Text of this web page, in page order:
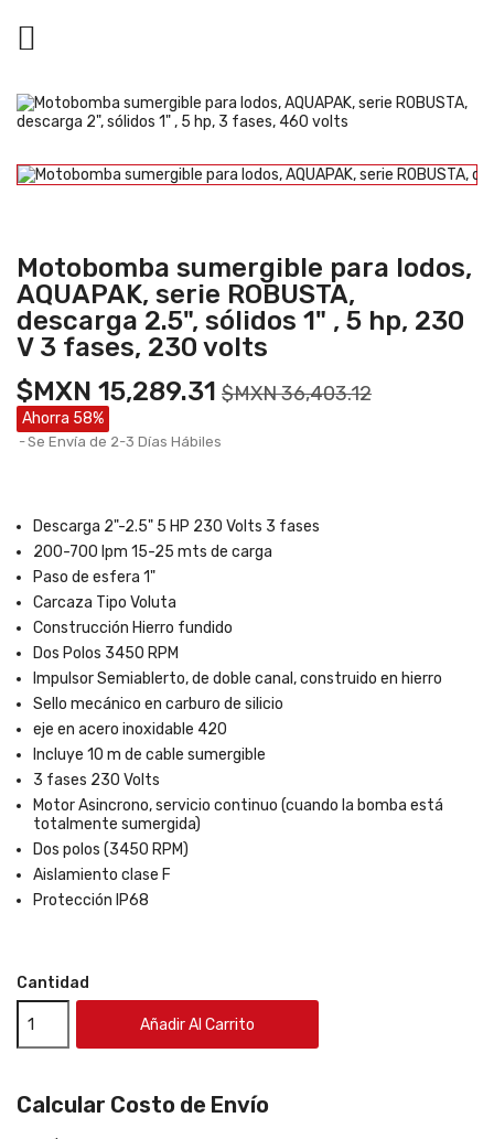

Motobomba sumergible para lodos,
AQUAPAK, serie ROBUSTA,
descarga 2.5", sólidos 1" , 5 hp, 230
V 3 fases, 230 volts
$MXN 15,289.31 $MXN 36,403.12
Ahorra 58%
Se Envía de 2-3 Días Hábiles
Descarga 2"-2.5" 5 HP 230 Volts 3 fases
200-700 lpm 15-25 mts de carga
Paso de esfera 1"
Carcaza Tipo Voluta
Construcción Hierro fundido
Dos Polos 3450 RPM
Impulsor Semiablerto, de doble canal, construido en hierro
Sello mecánico en carburo de silicio
eje en acero inoxidable 420
Incluye 10 m de cable sumergible
3 fases 230 Volts
Motor Asincrono, servicio continuo (cuando la bomba está
totalmente sumergida)
Dos polos (3450 RPM)
Aislamiento clase F
Protección IP68
Cantidad
Añadir Al Carrito
Calcular Costo de Envío